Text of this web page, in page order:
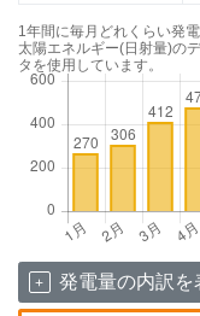
1年間に毎月どれくらい発
太陽エネルギー(日射量)の
タを使用しています。
発電量の内訳を